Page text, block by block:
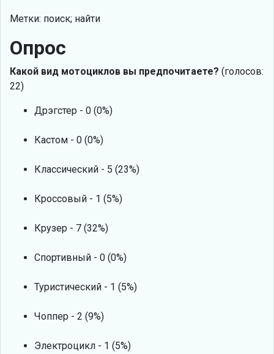
Метки: поиск; найти
Опрос
Какой вид мотоциклов вы предпочитаете? (голосов:
22)
Дрэгстер - 0 (0%)
Кастом - 0 (0%)
Классический - 5 (23%)
Кроссовый - 1 (5%)
Крузер - 7 (32%)
Спортивный - 0 (0%)
Туристический - 1 (5%)
Чоппер - 2 (9%)
Электроцикл - 1 (5%)